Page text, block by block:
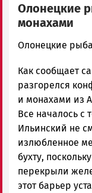
Олонецкие
монахами
admintimur
Петрозаводска
и
Карелии
|
Петрозаводск
ГОВОРИТ
Олонецкие
Как сообщает
разгорелся
и монахами из
Все началось с
Ильинский не
излюбленное
бухту,
перекрыли
этот барьер